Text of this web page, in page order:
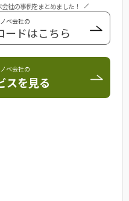
社の事例をまとめました！
ベ会社の
ードはこちら
ベ会社の
スを見る